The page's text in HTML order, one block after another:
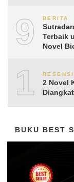
9 BERITA
Terbaik
Novel
102 Novel
BUKU BEST